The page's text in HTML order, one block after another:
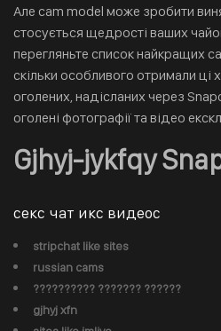
Але cam model може зробити
стосується щедрості ваших
перегляньте список найкращих
скільки особливого отримали
оголених, надісланих через
оголені фотографії та відео
Gjhyj-jykfqy
секс чат икс видеос
stripchat like sites
russian cams
?????????? ??????? ??????
gjhyj xfn